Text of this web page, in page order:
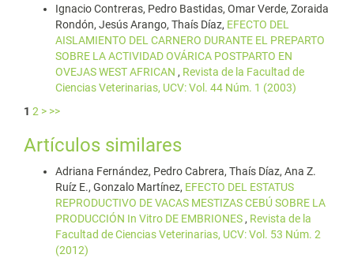
Ignacio Contreras, Pedro Bastidas, Omar Verde, Zoraida
Rondón, Jesús Arango, Thaís Díaz, EFECTO DEL
AISLAMIENTO DEL CARNERO DURANTE EL PREPARTO
SOBRE LA ACTIVIDAD OVÁRICA POSTPARTO EN
OVEJAS WEST AFRICAN , Revista de la Facultad de
Ciencias Veterinarias, UCV: Vol. 44 Núm. 1 (2003)
1 2 > >>
Artículos similares
Adriana Fernández, Pedro Cabrera, Thaís Díaz, Ana Z.
Ruíz E., Gonzalo Martínez, EFECTO DEL ESTATUS
REPRODUCTIVO DE VACAS MESTIZAS CEBÚ SOBRE LA
PRODUCCIÓN In Vitro DE EMBRIONES , Revista de la
Facultad de Ciencias Veterinarias, UCV: Vol. 53 Núm. 2
(2012)